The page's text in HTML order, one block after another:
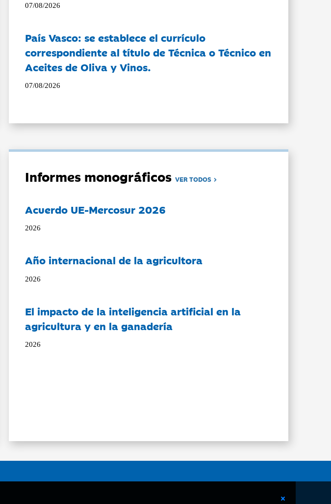
07/08/2026
País Vasco: se establece el currículo
correspondiente al título de Técnica o Técnico en
Aceites de Oliva y Vinos.
07/08/2026
Informes monográficosVER TODOS
Acuerdo UE-Mercosur 2026
2026
Año internacional de la agricultora
2026
El impacto de la inteligencia artificial en la
agricultura y en la ganadería
2026